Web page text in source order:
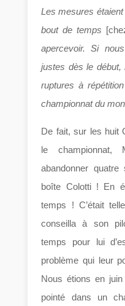
Les mesures
bout de temps
apercevoir. Si
justes dès le début,
ruptures à
championnat du
De fait, sur les huit
le
abandonner
boîte Colotti ! En
temps ! C’était
conseilla à son
temps pour lui
problème qui leur
Nous étions en
pointé dans un